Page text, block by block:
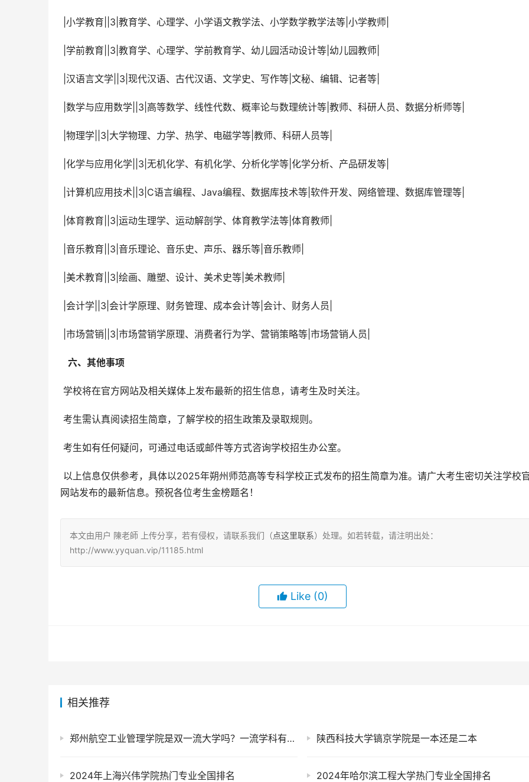
|小学教育||3|教育学、心理学、小学语文教学法、小学数学教学法等|小学教师|
|学前教育||3|教育学、心理学、学前教育学、幼儿园活动设计等|幼儿园教师|
|汉语言文学||3|现代汉语、古代汉语、文学史、写作等|文秘、编辑、记者等|
|数学与应用数学||3|高等数学、线性代数、概率论与数理统计等|教师、科研人员、数据分析师等|
|物理学||3|大学物理、力学、热学、电磁学等|教师、科研人员等|
|化学与应用化学||3|无机化学、有机化学、分析化学等|化学分析、产品研发等|
|计算机应用技术||3|C语言编程、Java编程、数据库技术等|软件开发、网络管理、数据库管理等|
|体育教育||3|运动生理学、运动解剖学、体育教学法等|体育教师|
|音乐教育||3|音乐理论、音乐史、声乐、器乐等|音乐教师|
|美术教育||3|绘画、雕塑、设计、美术史等|美术教师|
|会计学||3|会计学原理、财务管理、成本会计等|会计、财务人员|
|市场营销||3|市场营销学原理、消费者行为学、营销策略等|市场营销人员|
  六、其他事项
学校将在官方网站及相关媒体上发布最新的招生信息，请考生及时关注。
考生需认真阅读招生简章，了解学校的招生政策及录取规则。
考生如有任何疑问，可通过电话或邮件等方式咨询学校招生办公室。
网站发布的最新信息。预祝各位考生金榜题名！
本文由用户 陳老師 上传分享，若有侵权，请联系我们（点这里联系）处理。如若转载，请注明出处：
http://www.yyquan.vip/11185.html
Like (0)
相关推荐
郑州航空工业管理学院是双一流大学吗？一流学科有哪些及历年分数线位次 陕西科技大学镐京学院是一本还是二本
2024年上海兴伟学院热门专业全国排名 2024年哈尔滨工程大学热门专业全国排名